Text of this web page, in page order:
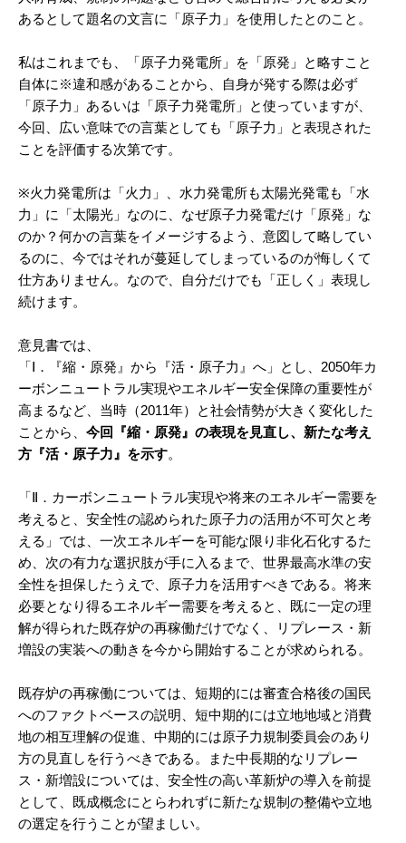
あるとして題名の文言に「原子力」を使用したとのこと。
私はこれまでも、「原子力発電所」を「原発」と略すこと
自体に※違和感があることから、自身が発する際は必ず
「原子力」あるいは「原子力発電所」と使っていますが、
今回、広い意味での言葉としても「原子力」と表現された
ことを評価する次第です。
※火力発電所は「火力」、水力発電所も太陽光発電も「水
力」に「太陽光」なのに、なぜ原子力発電だけ「原発」な
のか？何かの言葉をイメージするよう、意図して略してい
るのに、今ではそれが蔓延してしまっているのが悔しくて
仕方ありません。なので、自分だけでも「正しく」表現し
続けます。
意見書では、
「Ⅰ．『縮・原発』から『活・原子力』へ」とし、2050年カ
ーボンニュートラル実現やエネルギー安全保障の重要性が
高まるなど、当時（2011年）と社会情勢が大きく変化した
ことから、 今回『縮・原発』の表現を見直し、新たな考え
方『活・原子力』を示す。
「Ⅱ．カーボンニュートラル実現や将来のエネルギー需要を
考えると、安全性の認められた原子力の活用が不可欠と考
える」では、一次エネルギーを可能な限り非化石化するた
め、次の有力な選択肢が手に入るまで、世界最高水準の安
全性を担保したうえで、原子力を活用すべきである。将来
必要となり得るエネルギー需要を考えると、既に一定の理
解が得られた既存炉の再稼働だけでなく、リプレース・新
増設の実装への動きを今から開始することが求められる。
既存炉の再稼働については、短期的には審査合格後の国民
へのファクトベースの説明、短中期的には立地地域と消費
地の相互理解の促進、中期的には原子力規制委員会のあり
方の見直しを行うべきである。また中長期的なリプレー
ス・新増設については、安全性の高い革新炉の導入を前提
として、既成概念にとらわれずに新たな規制の整備や立地
の選定を行うことが望ましい。